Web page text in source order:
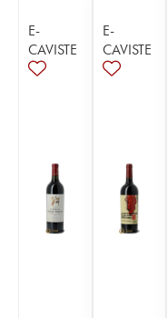
E-
CAVISTE
E-
CAVISTE